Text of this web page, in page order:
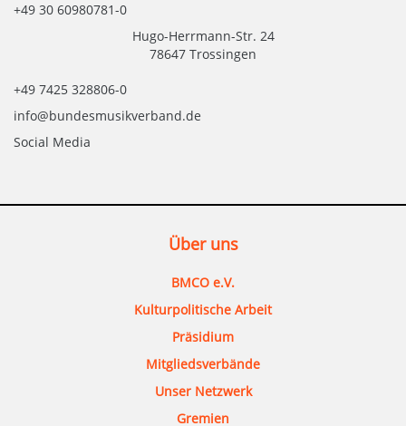
+49 30 60980781-0
Hugo-Herrmann-Str. 24
78647 Trossingen
+49 7425 328806-0
info@bundesmusikverband.de
Social Media
Über uns
BMCO e.V.
Kulturpolitische Arbeit
Präsidium
Mitgliedsverbände
Unser Netzwerk
Gremien